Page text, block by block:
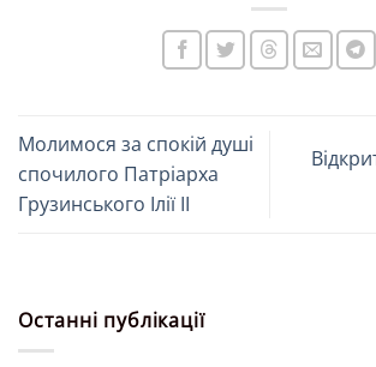
Молимося за спокій душі
спочилого Патріарха
Грузинського Ілії ІІ
Останні публікації